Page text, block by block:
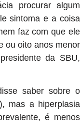
procurar algum
sintoma e a coisa
faz com que ele
ou oito anos menor
da SBU,
saber sobre o
mas a hiperplasia
é menos